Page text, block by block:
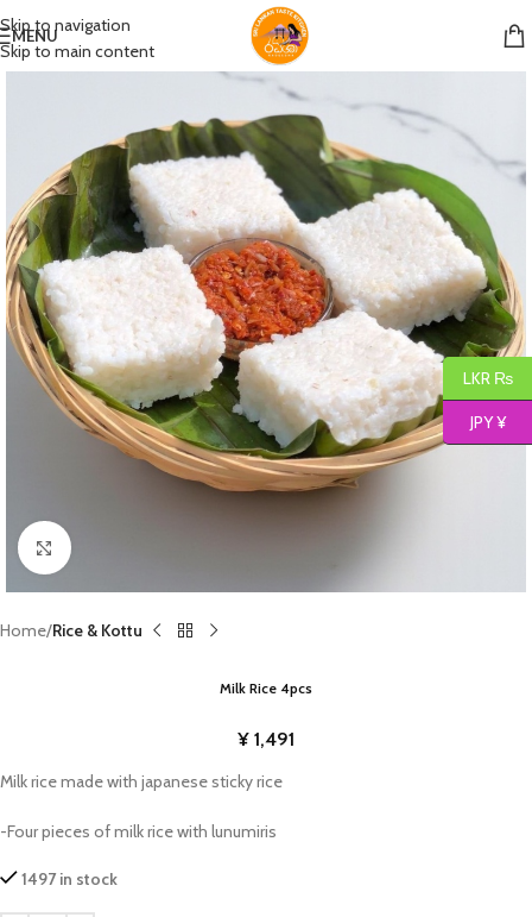
Skip to navigation
Skip to main content
MENU
Click to enlarge
Home Rice & Kottu
Milk Rice 4pcs
¥ 1,491
Milk rice made with japanese sticky rice
-Four pieces of milk rice with lunumiris
1497 in stock
LKR ₨
JPY ¥